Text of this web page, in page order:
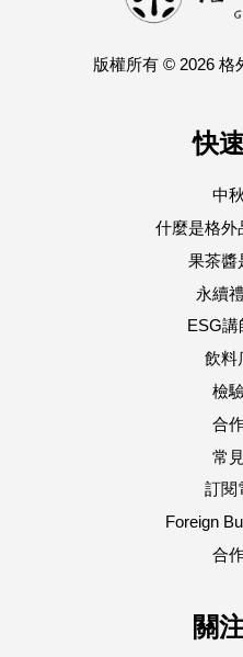
版權所有 © 2026 格
快
中
什麼是格外
果茶醬
永續
ESG講
飲料
檢
合
常
訂閱
Foreign
合
關